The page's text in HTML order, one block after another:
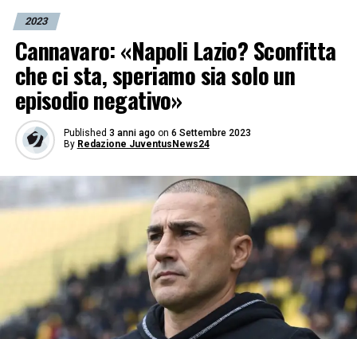
2023
Cannavaro: «Napoli Lazio? Sconfitta
che ci sta, speriamo sia solo un
episodio negativo»
Published 3 anni ago on 6 Settembre 2023
By Redazione JuventusNews24